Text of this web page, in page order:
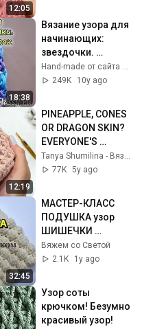
12:05
18:38
Вязание узора для
начинающих:
звездочки.
Подробный видео
урок
Hand-made от сайта Masterclassy
249K
10y ago
12:19
PINEAPPLE, CONES
OR DRAGON SKIN?
EVERYONE'S
FAVORITE CROCHET
PATTERN | TANYA
77K 5y ago
32:45
МАСТЕР-КЛАСС
ПОДУШКА узор
ШИШЕЧКИ
крючком ✅
ВЯЗАНИЕ
Вяжем со Светой
2.1K
1y ago
Узор соты
крючком! Безумно
красивый узор!